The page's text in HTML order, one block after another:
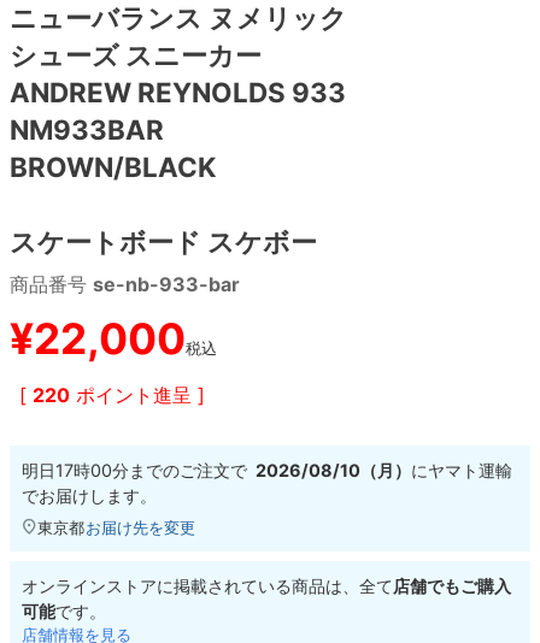
ニューバランス ヌメリック
シューズ スニーカー
ANDREW REYNOLDS 933
NM933BAR
BROWN/BLACK
スケートボード スケボー
商品番号 se-nb-933-bar
¥22,000税込
[ 220 ポイント進呈 ]
明日17時00分までのご注文で 2026/08/10（月） にヤマト運輸
でお届けします。
東京都お届け先を変更
オンラインストアに掲載されている商品は、全て店舗でもご購入
可能です。
店舗情報を見る
8.7inch
8.8inch
8.9inch
高性能デッキ
8.8inch
8.9inch
9.0inch以上
72mm
75mm
110mm
29cm
29.5cm
30cm